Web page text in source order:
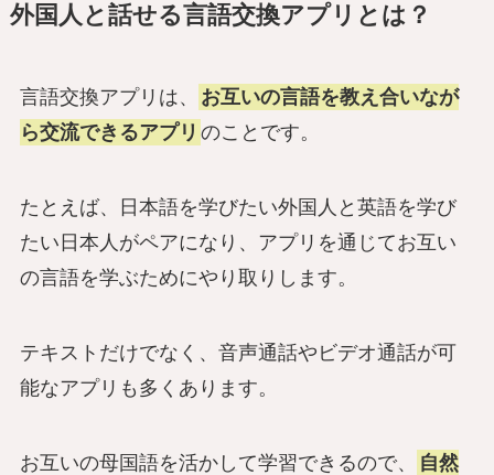
外国人と話せる言語交換アプリとは？
言語交換アプリは、
お互いの言語を教え合いなが
ら交流できるアプリ のことです。
たとえば、日本語を学びたい外国人と英語を学び
たい日本人がペアになり、アプリを通じてお互い
の言語を学ぶためにやり取りします。
テキストだけでなく、音声通話やビデオ通話が可
能なアプリも多くあります。
お互いの母国語を活かして学習できるので、
自然